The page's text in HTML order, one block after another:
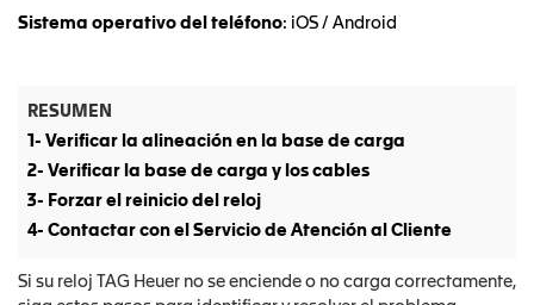
Sistema operativo del teléfono: iOS / Android
RESUMEN
1- Verificar la alineación en la base de carga
2- Verificar la base de carga y los cables
3- Forzar el reinicio del reloj
4- Contactar con el Servicio de Atención al Cliente
Si su reloj TAG Heuer no se enciende o no carga correctamente,